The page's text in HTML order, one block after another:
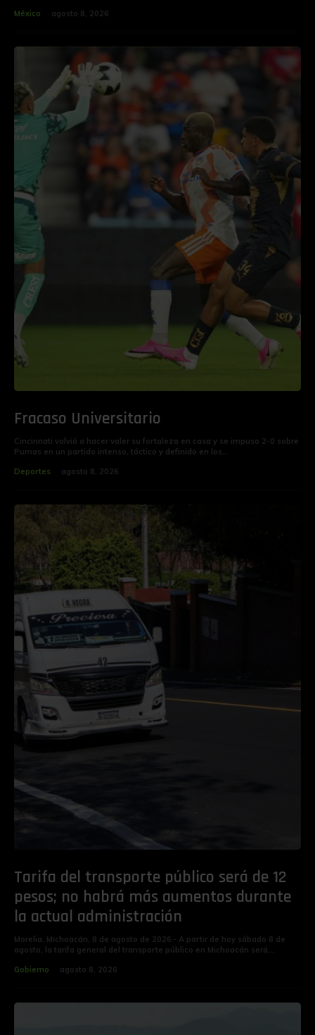
México
agosto 8, 2026
Fracaso Universitario
‎‎Cincinnati volvió a hacer valer su fortaleza en casa y se impuso 2-0 sobre
Pumas en un partido intenso, táctico y definido en los...
Deportes
agosto 8, 2026
Tarifa del transporte público será de 12
pesos; no habrá más aumentos durante
la actual administración
Morelia, Michoacán, 8 de agosto de 2026.- A partir de hoy sábado 8 de
agosto, la tarifa general del transporte público en Michoacán será...
Gobierno
agosto 8, 2026